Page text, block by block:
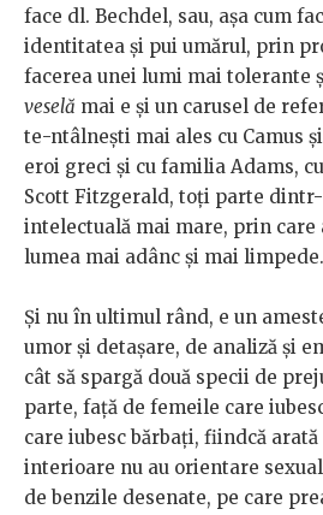
face dl. Bechdel, sau, așa cum
identitatea și pui umărul, prin
facerea unei lumi mai tolerante
veselă mai e și un carusel de
te-ntâlnești mai ales cu Camus
eroi greci și cu familia Adams,
Scott Fitzgerald, toți parte
intelectuală mai mare, prin care
lumea mai adânc și mai limpede.
Și nu în ultimul rând, e un
umor și detașare, de analiză și
cât să spargă două specii de
parte, față de femeile care
care iubesc bărbați, fiindcă
interioare nu au orientare
de benzile desenate, pe care